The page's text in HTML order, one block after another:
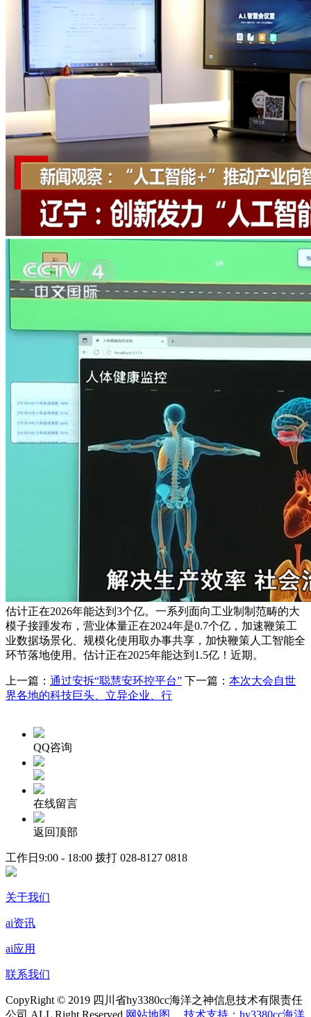
估计正在2026年能达到3个亿。一系列面向工业制制范畴的大
模子接踵发布，营业体量正在2024年是0.7个亿，加速鞭策工
业数据场景化、规模化使用取办事共享，加快鞭策人工智能全
环节落地使用。估计正在2025年能达到1.5亿！近期。
上一篇： 通过安拆“聪慧安环控平台” 下一篇： 本次大会自世
界各地的科技巨头、立异企业、行
QQ咨询
在线留言
返回顶部
工作日9:00 - 18:00 拨打 028-8127 0818
关于我们
ai资讯
ai应用
联系我们
CopyRight © 2019 四川省hy3380cc海洋之神信息技术有限责任
公司 ALL Right Reserved 网站地图 技术支持：hy3380cc海洋